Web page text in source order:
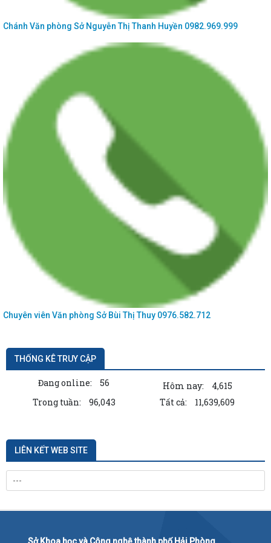
Chánh Văn phòng SởNguyễn Thị Thanh Huyền 0982.969.999
Chuyên viên Văn phòng SởBùi Thị Thuy 0976.582.712
THỐNG KÊ TRUY CẬP
Đang online: 56 Hôm nay:
4,615
Trong tuần:
96,043 Tất cả: 11,639,609
LIÊN KẾT WEB SITE